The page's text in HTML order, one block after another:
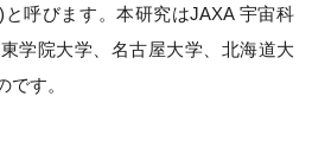
と呼びます。本研究はJAXA 宇宙科
学院大学、名古屋大学、北海道大
す。